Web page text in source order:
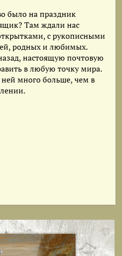
было на праздник
Там ждали нас
с рукописными
родных и любимых.
настоящую почтовую
в любую точку мира.
много больше, чем в